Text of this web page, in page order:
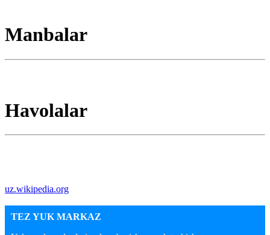
Manbalar
Havolalar
uz.wikipedia.org
TEZ YUK MARKAZ